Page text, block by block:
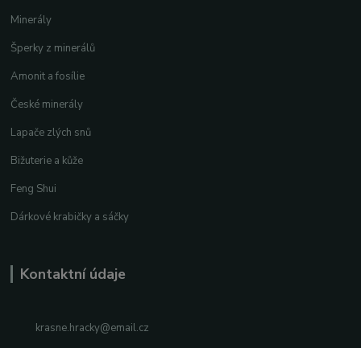
Minerály
Šperky z minerálů
Amonit a fosílie
České minerály
Lapače zlých snů
Bižuterie a kůže
Feng Shui
Dárkové krabičky a sáčky
Kontaktní údaje
krasne.hracky@email.cz